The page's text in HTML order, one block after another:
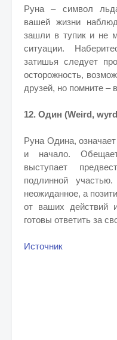
Руна – символ
вашей жизни
зашли в тупик и не
ситуации.
затишья следует
осторожность,
друзей, но помните –
12. Один (Weird,
Руна Одина,
и начало.
выступает
подлинной
неожиданное, а
от ваших
готовы ответить за
Источник